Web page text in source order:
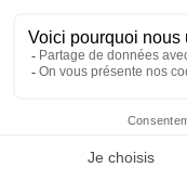
Carte de couleurs -
- DMC
Nuancier de fils à broder